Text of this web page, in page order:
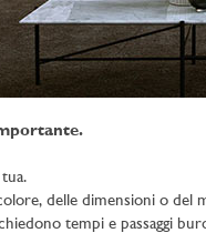
delle dimensioni o
tempi e passaggi